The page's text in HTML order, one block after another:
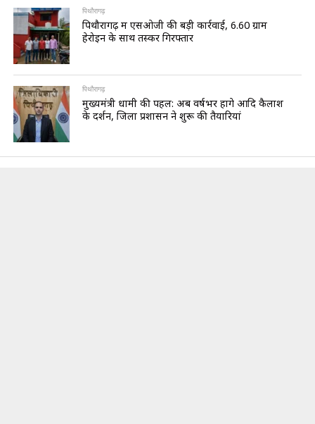
पिथौरागढ़
पिथौरागढ़ में एसओजी की बड़ी कार्रवाई, 6.60 ग्राम
हेरोइन के साथ तस्कर गिरफ्तार
पिथौरागढ़
मुख्यमंत्री धामी की पहल: अब वर्षभर होंगे आदि कैलाश
के दर्शन, जिला प्रशासन ने शुरू की तैयारियां